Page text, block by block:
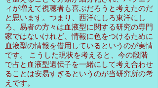
ィが増えて視聴者も喜ぶだろうと考えたのだ
と思います。つまり、西洋にしろ東洋にし
ろ、易者の方々は血液型に関する研究の専門
家ではないけれど、情報に色をつけるために
血液型の情報を借用しているというのが実情
です。 こうした現状を考えると、今の段階
で占と血液型遺伝子を一緒にして考え合わせ
ることは安易すぎるというのが当研究所の考
えです。